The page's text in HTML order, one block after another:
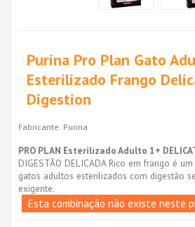
Purina Pro Plan Gato
Esterilizado Frango
Digestion
Fabricante: Purina
PRO PLAN Esterilizado Adulto 1+
DIGESTÃO DELICADA Rico em frango é
gatos adultos esterilizados com digestão
exigente.
Esta combinação não existe neste